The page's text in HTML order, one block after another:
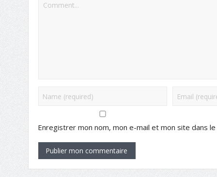
Enregistrer mon nom, mon e-mail et mon site dans